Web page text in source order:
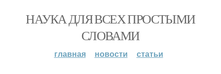
НАУКА ДЛЯ ВСЕХ ПРОСТЫМИ
СЛОВАМИ
главная новости статьи